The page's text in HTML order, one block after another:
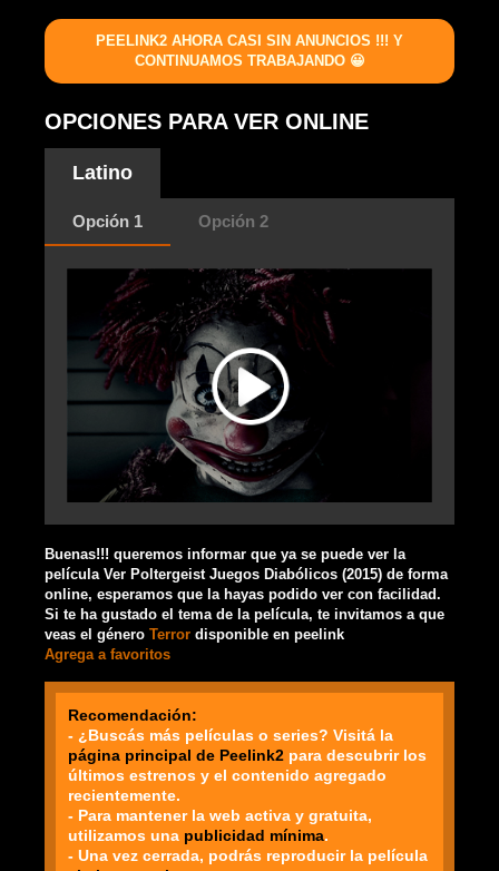
PEELINK2 AHORA CASI SIN ANUNCIOS !!! Y
CONTINUAMOS TRABAJANDO 😀
OPCIONES PARA VER ONLINE
Latino
Opción 1 Opción 2
Buenas!!! queremos informar que ya se puede ver la
película Ver Poltergeist Juegos Diabólicos (2015) de forma
online, esperamos que la hayas podido ver con facilidad.
Si te ha gustado el tema de la película, te invitamos a que
veas el género Terror disponible en peelink
Agrega a favoritos
Recomendación:
- ¿Buscás más películas o series? Visitá la
página principal de Peelink2 para descubrir los
últimos estrenos y el contenido agregado
recientemente.
- Para mantener la web activa y gratuita,
utilizamos una publicidad mínima.
- Una vez cerrada, podrás reproducir la película